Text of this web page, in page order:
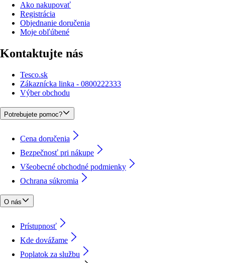
Ako nakupovať
Registrácia
Objednanie doručenia
Moje obľúbené
Kontaktujte nás
Tesco.sk
Zákaznícka linka - 0800222333
Výber obchodu
Potrebujete pomoc?
Cena doručenia
Bezpečnosť pri nákupe
Všeobecné obchodné podmienky
Ochrana súkromia
O nás
Prístupnosť
Kde dovážame
Poplatok za službu